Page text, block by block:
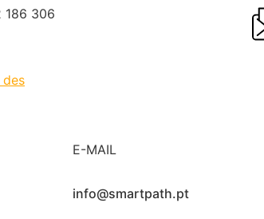
186 306
des
E-MAIL
info@smartpath.pt